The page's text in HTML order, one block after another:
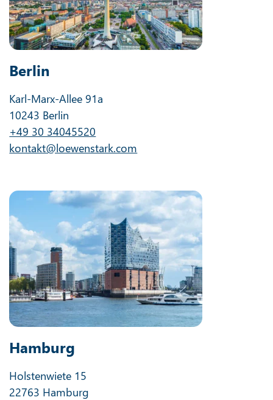
Berlin
Karl-Marx-Allee 91a
10243 Berlin
+49 30 34045520
kontakt@loewenstark.com
Hamburg
Holstenwiete 15
22763 Hamburg